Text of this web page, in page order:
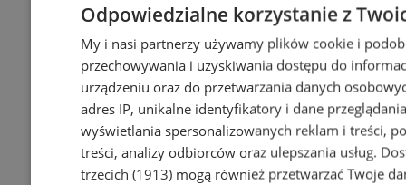
Odpowiedzialne korzystanie z
My i nasi partnerzy używamy plików cookie i
przechowywania i uzyskiwania dostępu do
urządzeniu oraz do przetwarzania danych
adres IP, unikalne identyfikatory i dane
wyświetlania spersonalizowanych reklam i treści,
treści, analizy odbiorców oraz ulepszania usług.
trzecich (1913)mogą również przetwarzać Twoje